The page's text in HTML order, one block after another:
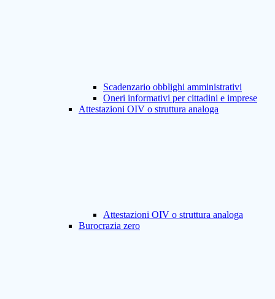
Scadenzario obblighi amministrativi
Oneri informativi per cittadini e imprese
Attestazioni OIV o struttura analoga
Attestazioni OIV o struttura analoga
Burocrazia zero